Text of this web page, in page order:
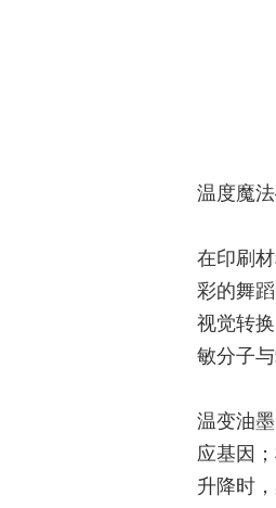
温度魔
在印刷
彩的舞
视觉转
敏分子
温变油
应基因
升降时